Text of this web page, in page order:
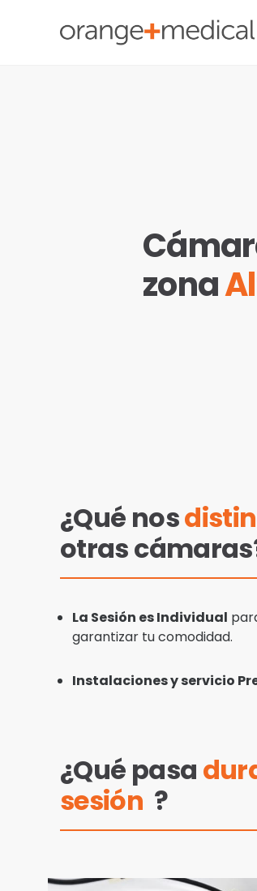
zona
¿Qué nos
otras
La Sesión es Individual
garantizar tu comodidad.
Instalaciones y servicio
¿Qué pasa
sesión ?